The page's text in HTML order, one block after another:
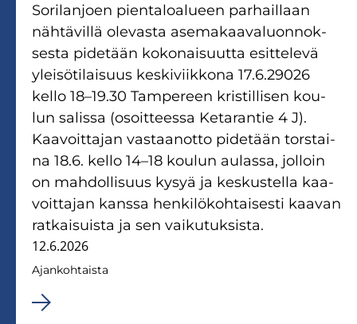
So­ri­lan­joen pien­ta­loa­lu­een par­hail­laan
näh­tä­vil­lä ole­vas­ta ase­ma­kaa­va­luon­nok­
ses­ta pi­de­tään ko­ko­nai­suut­ta esit­te­le­vä
ylei­sö­ti­lai­suus kes­ki­viik­ko­na 17.6.29026
kello 18–19.30 Tam­pe­reen kris­til­li­sen kou­
lun sa­lis­sa (osoit­tees­sa Ke­ta­ran­tie 4 J).
Kaa­voit­ta­jan vas­taan­ot­to pi­de­tään tors­tai­
na 18.6. kello 14–18 kou­lun au­las­sa, jol­loin
on mah­dol­li­suus kysyä ja kes­kus­tel­la kaa­
voit­ta­jan kans­sa hen­ki­lö­koh­tai­ses­ti kaa­van
rat­kai­suis­ta ja sen vai­ku­tuk­sis­ta.
12.6.2026
Ajan­koh­tais­ta